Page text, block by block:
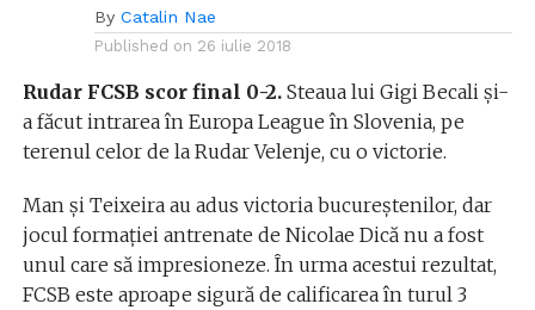
By Catalin Nae
Published on 26 iulie 2018
Rudar FCSB scor final 0-2.Steaua lui Gigi Becali şi-
a făcut intrarea în Europa League în Slovenia, pe
terenul celor de la Rudar Velenje, cu o victorie.
Man şi Teixeira au adus victoria bucureştenilor, dar
jocul formaţiei antrenate de Nicolae Dică nu a fost
unul care să impresioneze. În urma acestui rezultat,
FCSB este aproape sigură de calificarea în turul 3